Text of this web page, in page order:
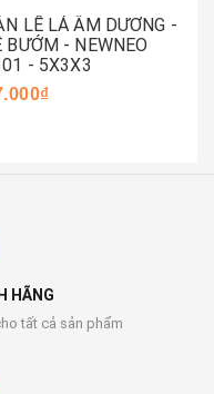
LỀ LÁ ÂM DƯƠNG -
BƯỚM - NEWNEO
- 5X3X3
HÃNG
tất cả sản phẩm